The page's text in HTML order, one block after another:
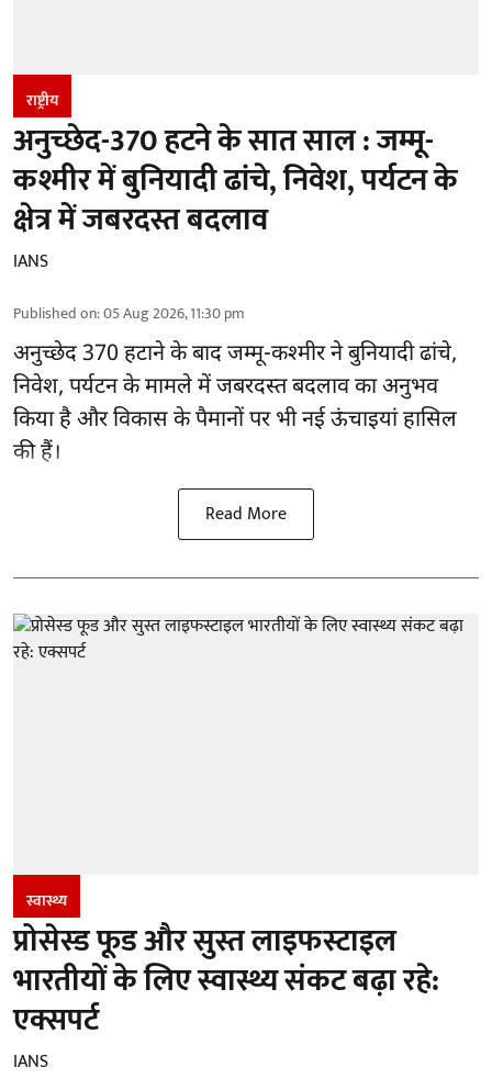
राष्ट्रीय
अनुच्छेद-370 हटने के सात साल : जम्मू-
कश्मीर में बुनियादी ढांचे, निवेश, पर्यटन के
क्षेत्र में जबरदस्त बदलाव
IANS
Published on:05 Aug 2026, 11:30 pm
अनुच्छेद 370 हटाने के बादजम्मू-कश्मीर ने बुनियादी ढांचे,
निवेश, पर्यटन के मामले में जबरदस्त बदलाव का अनुभव
किया है और विकास के पैमानों पर भी नई ऊंचाइयां हासिल
की हैं।
Read More
स्वास्थ्य
प्रोसेस्ड फूड और सुस्त लाइफस्टाइल
भारतीयों के लिए स्वास्थ्य संकट बढ़ा रहे:
एक्सपर्ट
IANS